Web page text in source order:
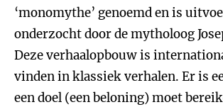
‘monomythe’ genoemd en is
onderzocht door de mytholoog
Deze verhaalopbouw is
vinden in klassiek verhalen. Er is
een doel (een beloning) moet